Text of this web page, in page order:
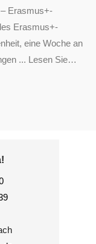
Erasmus+-
Erasmus+-
eine Woche an
... Lesen Sie…